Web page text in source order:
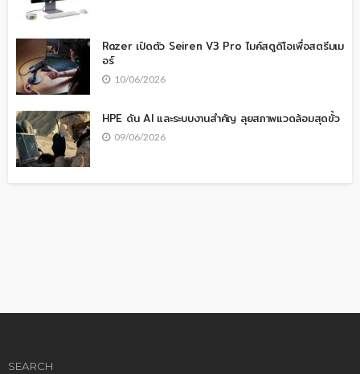
Razer เปิดตัว Seiren V3 Pro ไมค์สตูดิโอเพื่อสตรีมเม
อร์
10/06/2026
HPE ดัน AI และระบบงานสำคัญ ลุยสภาพแวดล้อมสุดขั้ว
09/06/2026
SEARCH